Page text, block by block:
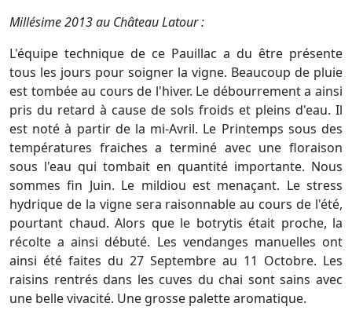
Millésime 2013 au Château Latour :
L'équipe technique de ce Pauillac a du être présente
tous les jours pour soigner la vigne. Beaucoup de pluie
est tombée au cours de l'hiver. Le débourrement a ainsi
pris du retard à cause de sols froids et pleins d'eau. Il
est noté à partir de la mi-Avril. Le Printemps sous des
températures fraiches a terminé avec une floraison
sous l'eau qui tombait en quantité importante. Nous
sommes fin Juin. Le mildiou est menaçant. Le stress
hydrique de la vigne sera raisonnable au cours de l'été,
pourtant chaud. Alors que le botrytis était proche, la
récolte a ainsi débuté. Les vendanges manuelles ont
ainsi été faites du 27 Septembre au 11 Octobre. Les
raisins rentrés dans les cuves du chai sont sains avec
une belle vivacité. Une grosse palette aromatique.